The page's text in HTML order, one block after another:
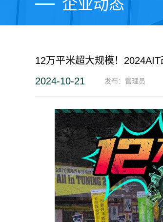
企业动态
12万平米超大规模！2024AIT
2024-10-21
发布：管理员